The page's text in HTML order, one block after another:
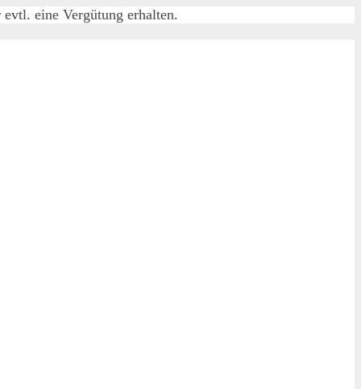
eine Vergütung erhalten.